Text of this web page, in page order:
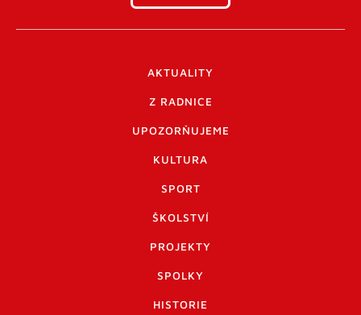
AKTUALITY
Z RADNICE
UPOZORŇUJEME
KULTURA
SPORT
ŠKOLSTVÍ
PROJEKTY
SPOLKY
HISTORIE